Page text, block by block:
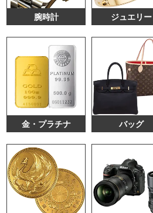
腕時計 ジュエリー
金・プラチナ バッグ